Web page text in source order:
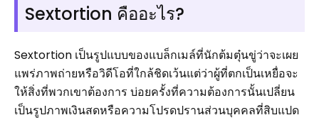
Sextortion คืออะไร?
Sextortion เป็นรูปแบบของแบล็กเมล์ที่นักต้มตุ๋นขู่ว่าจะเผย
แพร่ภาพถ่ายหรือวิดีโอที่ใกล้ชิดเว้นแต่ว่าผู้ที่ตกเป็นเหยื่อจะ
ให้สิ่งที่พวกเขาต้องการ บ่อยครั้งที่ความต้องการนั้นเปลี่ยน
เป็นรูปภาพเงินสดหรือความโปรดปรานส่วนบุคคลที่สิบแปด